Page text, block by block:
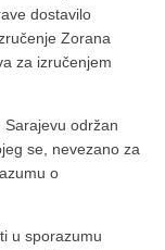
dostavilo
Zorana
za izručenjem
održan
se, nevezano za
o
u sporazumu